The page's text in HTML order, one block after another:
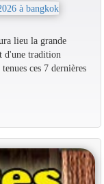
lieu la grande
d'une tradition
ces 7 dernières